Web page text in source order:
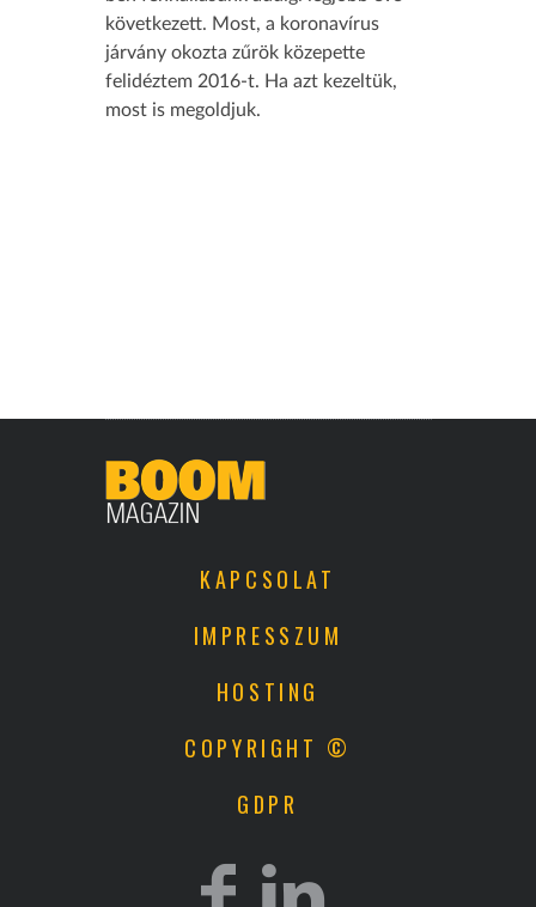
következett. Most, a koronavírus
járvány okozta zűrök közepette
felidéztem 2016-t. Ha azt kezeltük,
most is megoldjuk.
KAPCSOLAT
IMPRESSZUM
HOSTING
COPYRIGHT ©
GDPR